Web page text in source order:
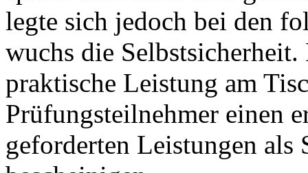
legte sich jedoch bei den
wuchs die
praktische Leistung am
Prüfungsteilnehmer einen
geforderten Leistungen